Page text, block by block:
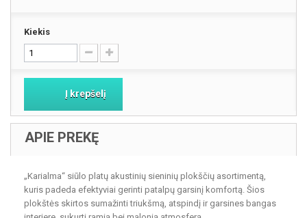
Kiekis
Į krepšelį
APIE PREKĘ
„Karialma“ siūlo platų akustinių sieninių plokščių asortimentą,
kuris padeda efektyviai gerinti patalpų garsinį komfortą. Šios
plokštės skirtos sumažinti triukšmą, atspindį ir garsines bangas